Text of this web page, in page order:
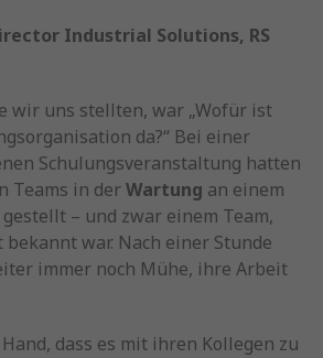
Industrial Solutions, RS
wir uns stellten, war „Wofür ist
da?“ Bei einer
Schulungsveranstaltung hatten
Teams in derWartung an einem
– und zwar einem Team,
war. Nach einer Stunde
immer noch Mühe, ihre Arbeit
dass es mit ihren Kollegen zu